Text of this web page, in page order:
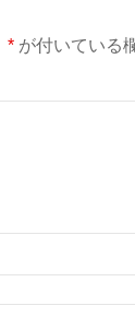
* が付いている